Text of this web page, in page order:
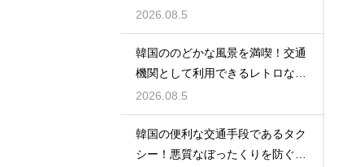
手順
2026.08.5
韓国ののどかな風景を満喫！交通
機関として利用できるレトロな観
光の馬車
2026.08.5
韓国の便利な交通手段であるタク
シー！悪質なぼったくりを防ぐ確